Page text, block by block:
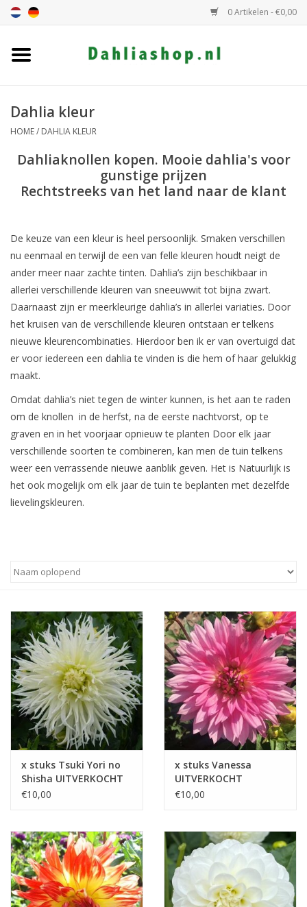
0 Artikelen - €0,00
Dahlia assortiment
Cadeaubon
Algemeen
Blog
Dahlia kleur
HOME/ DAHLIA KLEUR
Dahliaknollen kopen. Mooie dahlia's voor
gunstige prijzen
Rechtstreeks van het land naar de klant
De keuze van een kleur is heel persoonlijk. Smaken verschillen
nu eenmaal en terwijl de een van felle kleuren houdt neigt de
ander meer naar zachte tinten. Dahlia’s zijn beschikbaar in
allerlei verschillende kleuren van sneeuwwit tot bijna zwart.
Daarnaast zijn er meerkleurige dahlia’s in allerlei variaties. Door
het kruisen van de verschillende kleuren ontstaan er telkens
nieuwe kleurencombinaties. Hierdoor ben ik er van overtuigd dat
er voor iedereen een dahlia te vinden is die hem of haar gelukkig
maakt.
Omdat dahlia’s niet tegen de winter kunnen, is het aan te raden
om de knollen in de herfst, na de eerste nachtvorst, op te
graven en in het voorjaar opnieuw te planten Door elk jaar
verschillende soorten te combineren, kan men de tuin telkens
weer een verrassende nieuwe aanblik geven. Het is Natuurlijk is
het ook mogelijk om elk jaar de tuin te beplanten met dezelfde
lievelingskleuren.
x stuks Tsuki Yori no
Shisha UITVERKOCHT
€10,00
x stuks Vanessa
UITVERKOCHT
€10,00